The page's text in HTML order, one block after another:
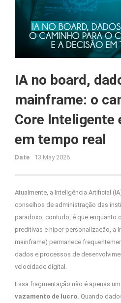
IA no board,
mainframe: o
Core Inteligente
em tempo real
Date 13 May 2026
Atualmente, a Inteligência Artificial
conselhos de administração das
paradoxo, contudo, é que enquanto
preditivas e hiper-personalização, a
mainframe) permanece
dados e processos de
velocidade digital.
Essa fragmentação não é apenas
vazamento de lucro. Quando